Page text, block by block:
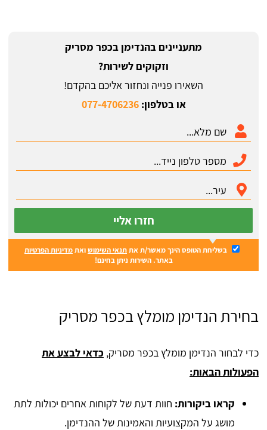
מתעניינים בהנדימן בכפר מסריק
וזקוקים לשירות?
השאירו פנייה ונחזור אליכם בהקדם!
או בטלפון:077-4706236
חזרו אליי
בשליחת הטופס הינך מאשר/ת אתתנאי השימושואתמדיניות הפרטיות
באתר. השירות ניתן בחינם!
בחירת הנדימן מומלץ בכפר מסריק
כדי לבחור הנדימן מומלץ בכפר מסריק, כדאי לבצע את
הפעולות הבאות:
קראו ביקורות: חוות דעת של לקוחות אחרים יכולות לתת
מושג על המקצועיות והאמינות של ההנדימן.